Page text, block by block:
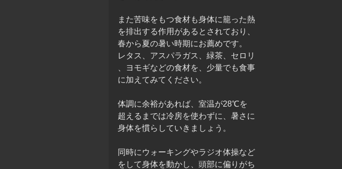
また苦味をもつ食材も身体に籠った熱
を排出する作用があるとされており、
春から夏の暑い時期にお薦めです。
レタス、アスパラガス、緑茶、セロリ
、ヨモギなどの食材を、少量でも食事
に加えてみてください。
体調に余裕があれば、室温が28℃を
超えるまでは冷房を使わずに、暑さに
身体を慣らしていきましょう。
同時にウォーキングやラジオ体操など
をして身体を動かし、頭部に偏りがち